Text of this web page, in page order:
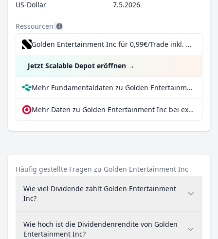
US-Dollar 7.5.2026
Ressourcen
Golden Entertainment Inc für 0,99€/Trade inkl. Dividend Reinvestment Plan
Jetzt Scalable Depot eröffnen →
Mehr Fundamentaldaten zu Golden Entertainment Inc bei Parqet
Mehr Daten zu Golden Entertainment Inc bei extraETF
Häufig gestellte Fragen zu Golden Entertainment Inc
Wie viel Dividende zahlt Golden Entertainment
Inc?
Wie hoch ist die Dividendenrendite von Golden
Entertainment Inc?